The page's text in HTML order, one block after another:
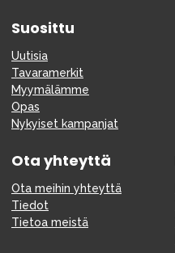
Suosittu
Uutisia
Tavaramerkit
Myymälämme
Opas
Nykyiset kampanjat
Ota yhteyttä
Ota meihin yhteyttä
Tiedot
Tietoa meistä